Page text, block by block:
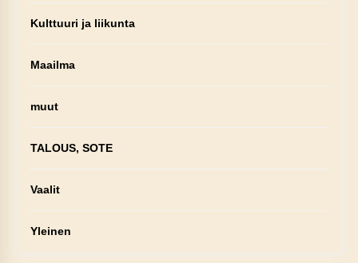
Kulttuuri ja liikunta
Maailma
muut
TALOUS, SOTE
Vaalit
Yleinen